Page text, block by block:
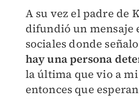
A su vez el padre de
difundió un mensaje
sociales donde
hay una persona
la última que vio a
entonces que